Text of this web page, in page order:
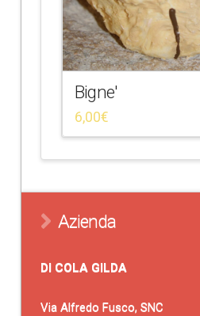
Bigne'
6,00€
Azienda
DI COLA GILDA
Via Alfredo Fusco, SNC